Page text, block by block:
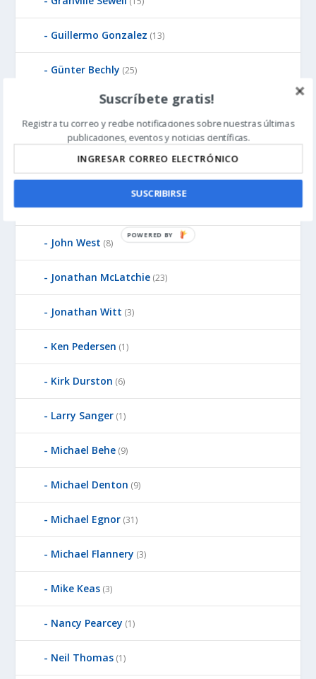
Guillermo Gonzalez (13)
Günter Bechly (25)
Howard Glicksman(8)
Howard Glicksman(5)
James Gills(1)
Jean-Pierre Luminet(2)
John West (8)
Jonathan McLatchie (23)
Jonathan Witt (3)
Ken Pedersen (1)
Kirk Durston (6)
Larry Sanger (1)
Michael Behe (9)
Michael Denton (9)
Michael Egnor (31)
Michael Flannery (3)
Mike Keas (3)
Nancy Pearcey (1)
Neil Thomas (1)
Suscríbete gratis!
Registra tu correo y recibe notificaciones sobre nuestras últimas
publicaciones, eventos y noticias científicas.
SUSCRIBIRSE
P
E
D